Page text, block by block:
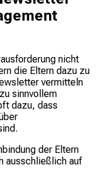
nicht
die Eltern dazu zu
vermitteln
sinnvollem
dazu, dass
der Eltern
ausschließlich auf